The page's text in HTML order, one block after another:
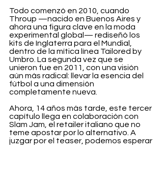
Todo comenzó en 2010, cuando
Throup —nacido en Buenos Aires y
ahora una figura clave en la moda
experimental global— rediseñó los
kits de Inglaterra para el Mundial,
dentro de la mítica línea Tailored by
Umbro. La segunda vez que se
unieron fue en 2011, con una visión
aún más radical: llevar la esencia del
fútbol a una dimensión
completamente nueva.
Ahora, 14 años más tarde, este tercer
capítulo llega en colaboración con
Slam Jam, el retailer italiano que no
teme apostar por lo alternativo. A
juzgar por el teaser, podemos esperar